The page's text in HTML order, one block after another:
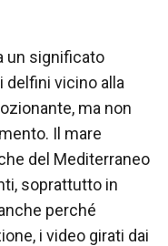
un significato
delfini vicino alla
ma non
Il mare
del Mediterraneo
soprattutto in
perché
i video girati dai